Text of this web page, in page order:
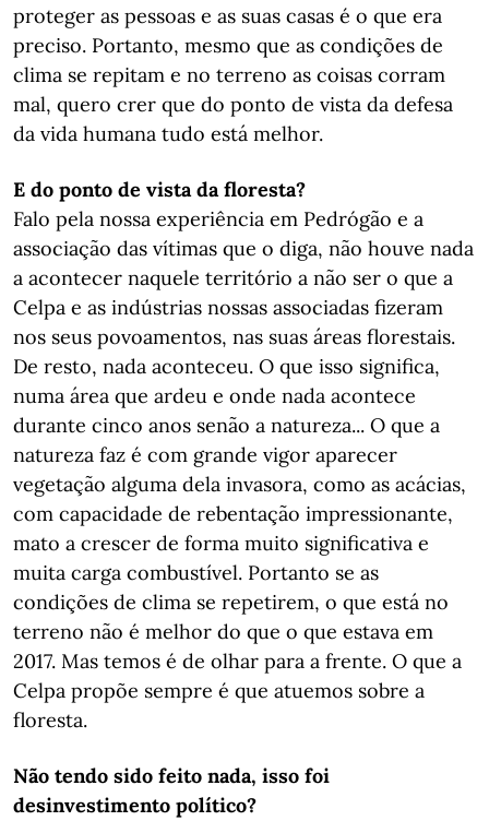
proteger as pessoas e as suas casas é o que era
preciso. Portanto, mesmo que as condições de
clima se repitam e no terreno as coisas corram
mal, quero crer que do ponto de vista da defesa
da vida humana tudo está melhor.
E do ponto de vista da floresta?
Falo pela nossa experiência em Pedrógão e a
associação das vítimas que o diga, não houve nada
a acontecer naquele território a não ser o que a
Celpa e as indústrias nossas associadas fizeram
nos seus povoamentos, nas suas áreas florestais.
De resto, nada aconteceu. O que isso significa,
numa área que ardeu e onde nada acontece
durante cinco anos senão a natureza... O que a
natureza faz é com grande vigor aparecer
vegetação alguma dela invasora, como as acácias,
com capacidade de rebentação impressionante,
mato a crescer de forma muito significativa e
muita carga combustível. Portanto se as
condições de clima se repetirem, o que está no
terreno não é melhor do que o que estava em
2017. Mas temos é de olhar para a frente. O que a
Celpa propõe sempre é que atuemos sobre a
floresta.
Não tendo sido feito nada, isso foi
desinvestimento político?